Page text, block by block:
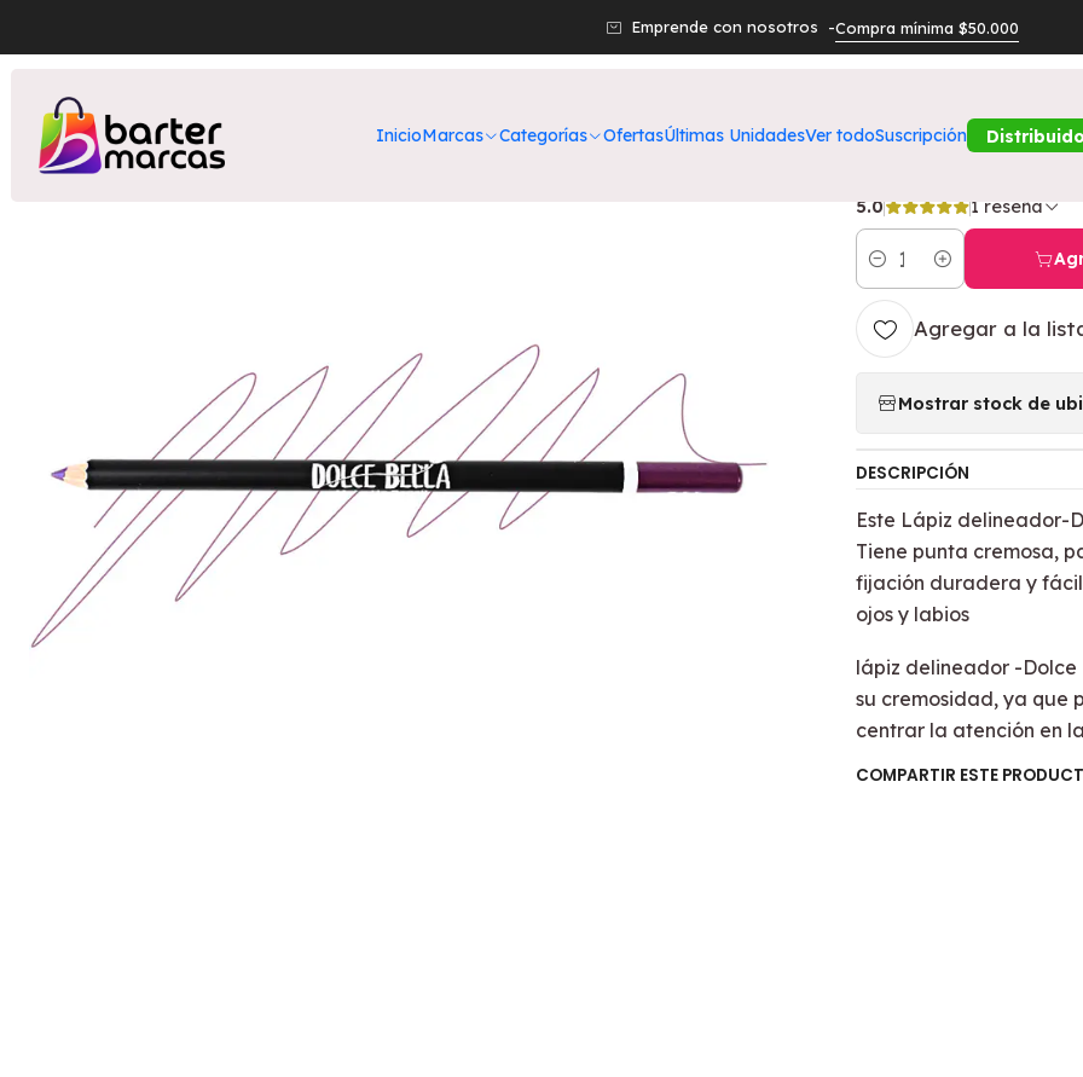
InicioMarcas Categorías OfertasÚltimas UnidadesVer todoSuscripción
Emprende con nosotros -Compra mínima $50.000
Nuestros Productos Belleza Ojos Lápiz delineador sacapuntas Purple-
Lápiz
5.0 1 reseña
Cantidad
Agregar a la
Mostrar stock de
DESCRIPCIÓN
Este Lápiz delineador-
Tiene punta cremosa,
fijación duradera y
ojos y labios
lápiz delineador -
su cremosidad, ya que
centrar la atención en
COMPARTIR ESTE